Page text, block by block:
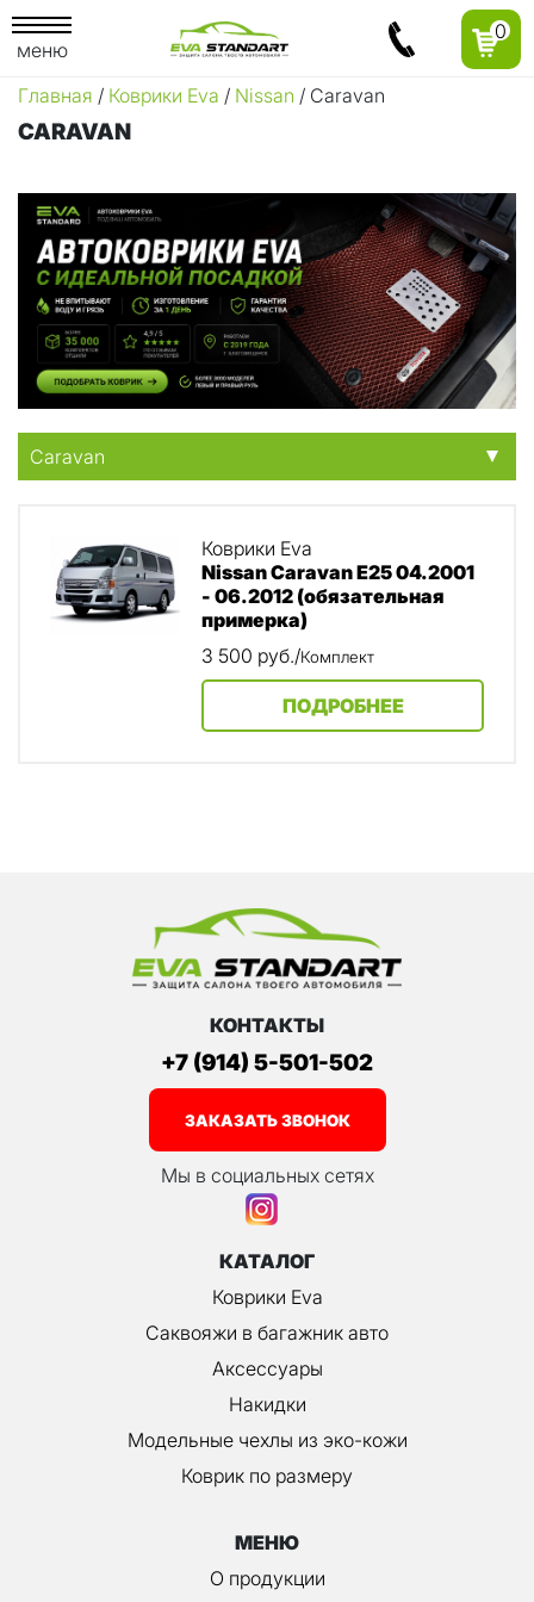
меню
0
Главная / Коврики Eva / Nissan / Caravan
CARAVAN
Caravan
Коврики Eva
Nissan Caravan E25 04.2001
- 06.2012 (обязательная
примерка)
3 500 руб./Комплект
ПОДРОБНЕЕ
КОНТАКТЫ
+7 (914) 5-501-502
ЗАКАЗАТЬ ЗВОНОК
Мы в социальных сетях
КАТАЛОГ
Коврики Eva
Саквояжи в багажник авто
Аксессуары
Накидки
Модельные чехлы из эко-кожи
Коврик по размеру
МЕНЮ
О продукции